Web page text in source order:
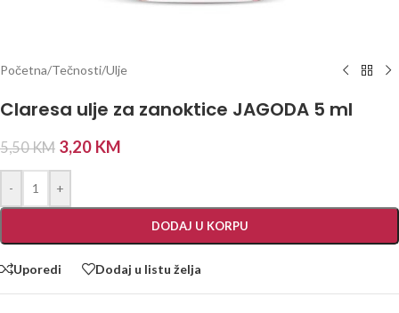
Početna/Tečnosti/Ulje
Claresa ulje za zanoktice JAGODA 5 ml
5,50KM 3,20 KM
- +
DODAJ U KORPU
Uporedi Dodaj u listu želja